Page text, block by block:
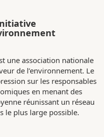
une association nationale
de l’environnement. Le
sur les responsables
en menant des
réunissant un réseau
le plus large possible.